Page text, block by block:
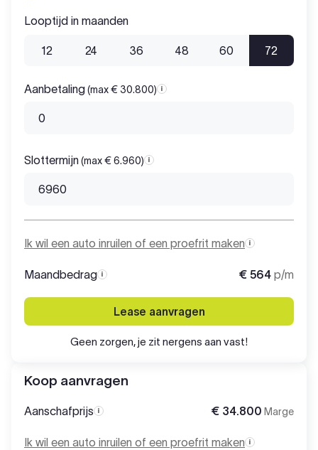
Looptijd in maanden
12 24 36 48 60 72
Aanbetaling(max € 30.800) Aanbetaling
Slottermijn(max € 6.960) Slottermijn
Ik wil een auto inruilen of een proefrit maken
Maandbedrag Maandbedrag € 564 p/m
Lease aanvragen
Geen zorgen, je zit nergens aan vast!
Koop aanvragen
Aanschafprijs Aanschafprijs € 34.800 Marge
Ik wil een auto inruilen of een proefrit maken